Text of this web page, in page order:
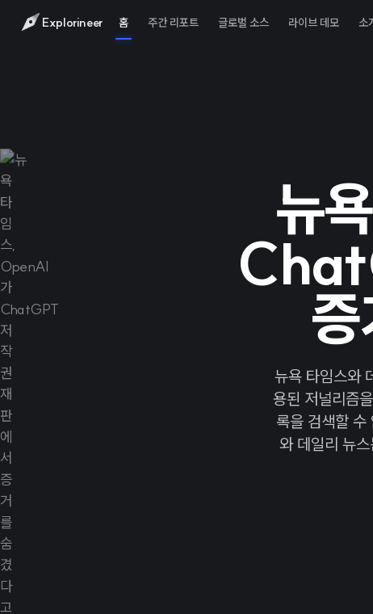
Explorineer 홈 주간 리포트 글로벌 소스 라이브 데모 소
뉴
뉴욕 타임스와
용된 저널리즘
록을 검색할 수
와 데일리 뉴